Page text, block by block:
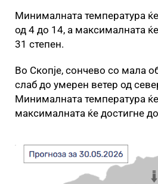
Минималната температура
од 4 до 14, а максималната
31 степен.
Во Скопје, сончево со мала
слаб до умерен ветер од
Минималната температура
максималната ќе достигне